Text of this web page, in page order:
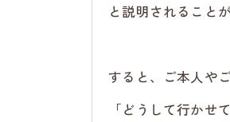
と説明されること
すると、ご本人やご
「どうして行かせ